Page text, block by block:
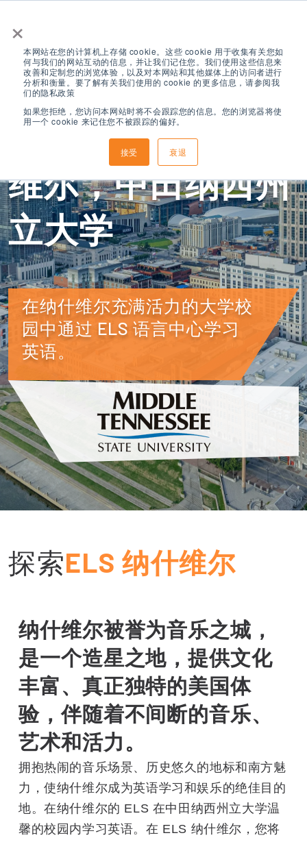
×
本网站在您的计算机上存储 cookie。这些 cookie 用于收集有关您如
何与我们的网站互动的信息，并让我们记住您。我们使用这些信息来
改善和定制您的浏览体验，以及对本网站和其他媒体上的访问者进行
分析和衡量。要了解有关我们使用的 cookie 的更多信息，请参阅我
们的隐私政策
如果您拒绝，您访问本网站时将不会跟踪您的信息。您的浏览器将使
用一个 cookie 来记住您不被跟踪的偏好。
接受 衰退
ELS 田纳西州纳什
维尔，中田纳西州
立大学
在纳什维尔充满活力的大学校
园中通过 ELS 语言中心学习
英语。
探索ELS 纳什维尔
纳什维尔被誉为音乐之城，
是一个造星之地，提供文化
丰富、真正独特的美国体
验，伴随着不间断的音乐、
艺术和活力。
拥抱热闹的音乐场景、历史悠久的地标和南方魅
力，使纳什维尔成为英语学习和娱乐的绝佳目的
地。在纳什维尔的 ELS 在中田纳西州立大学温
馨的校园内学习英语。在 ELS 纳什维尔，您将